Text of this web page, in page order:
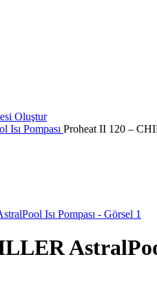
Oluştur
Isı Pompası Proheat II 120 –